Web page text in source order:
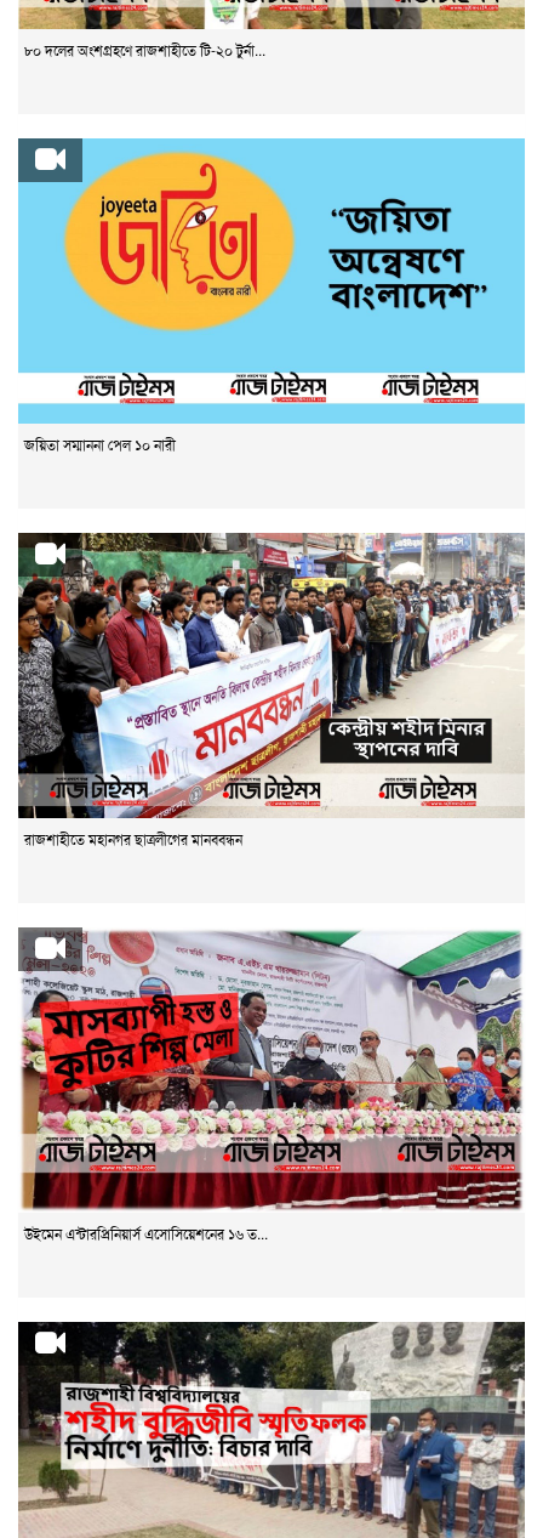
৮০ দলের অংশগ্রহণে রাজশাহীতে টি-২০ টুর্না...
জয়িতা সম্মাননা পেল ১০ নারী
রাজশাহীতে মহানগর ছাত্রলীগের মানববন্ধন
উইমেন এন্টারপ্রিনিয়ার্স এসোসিয়েশনের ১৬ ত...